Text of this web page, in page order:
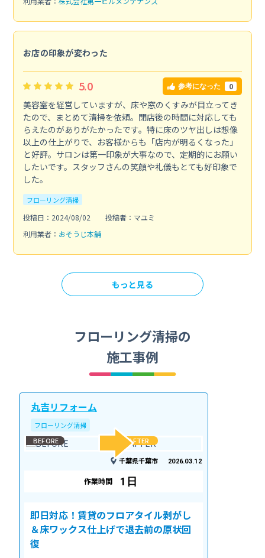
お店の印象が変わった
5.0 参考になった 0
美容室を経営していますが、床や窓のくすみが目立ってき
たので、まとめて清掃を依頼。閉店後の時間に対応しても
らえたのがありがたかったです。特に床のツヤ出しは想像
以上の仕上がりで、お客様からも「店内が明るくなった」
と好評。サロンは第一印象が大事なので、定期的にお願い
したいです。スタッフさんの笑顔や礼儀もとても好印象で
した。
フローリング清掃
投稿日：2024/08/02
投稿者：マユミ
利用業者： おそうじ本舗
もっと見る
フローリング清掃の
施工事例
丸吉リフォーム
フローリング清掃
BEFORE
AFTER
千葉県千葉市 2026.03.12
作業時間 1日
即日対応！賃貸のフロアタイル剥がし
＆床ワックス仕上げで退去前の原状回
復